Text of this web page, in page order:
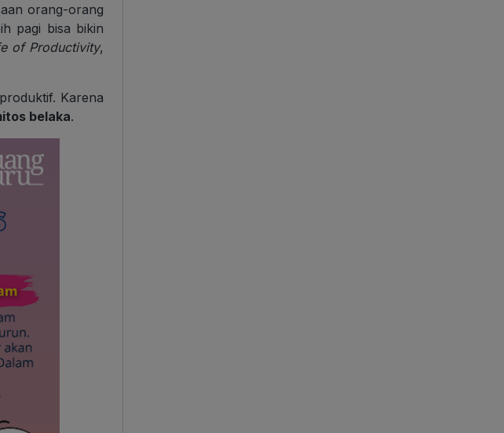
orang-orang
pagi bisa bikin
of Productivity,
Karena
belaka.